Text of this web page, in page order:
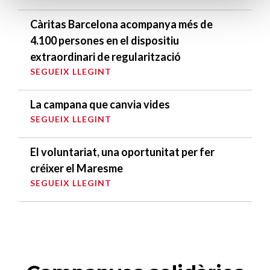
Càritas Barcelona acompanya més de
4.100 persones en el dispositiu
extraordinari de regularització
SEGUEIX LLEGINT
La campana que canvia vides
SEGUEIX LLEGINT
El voluntariat, una oportunitat per fer
créixer el Maresme
SEGUEIX LLEGINT